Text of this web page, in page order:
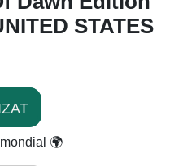
STATES
🌍